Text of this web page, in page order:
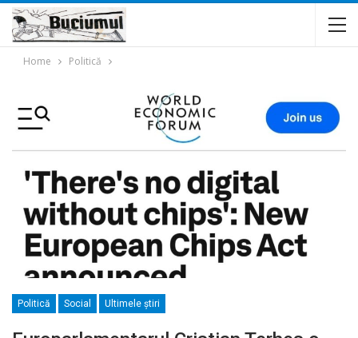
Home Politică
Politică Social Ultimele ştiri